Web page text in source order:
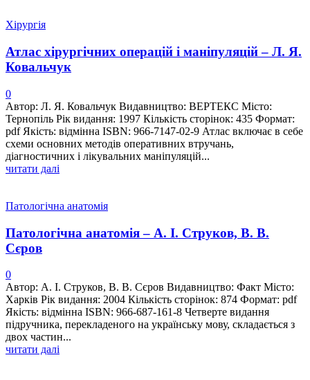
Хірургія
Атлас хірургічних операцій і маніпуляцій – Л. Я.
Ковальчук
0
Автор: Л. Я. Ковальчук Видавництво: ВЕРТЕКС Місто:
Тернопіль Рік видання: 1997 Кількість сторінок: 435 Формат:
pdf Якість: відмінна ISBN: 966-7147-02-9 Атлас включає в себе
схеми основних методів оперативних втручань,
діагностичних і лікувальних маніпуляцій...
читати далі
Патологічна анатомія
Патологічна анатомія – А. І. Струков, В. В.
Сєров
0
Автор: А. І. Струков, В. В. Сєров Видавництво: Факт Місто:
Харків Рік видання: 2004 Кількість сторінок: 874 Формат: pdf
Якість: відмінна ISBN: 966-687-161-8 Четверте видання
підручника, перекладеного на українську мову, складається з
двох частин...
читати далі